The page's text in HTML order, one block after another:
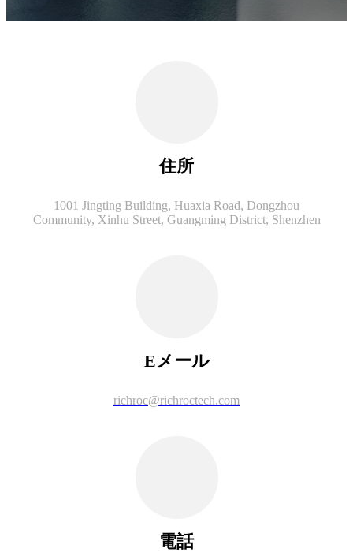
住所
1001 Jingting Building, Huaxia Road, Dongzhou
Community, Xinhu Street, Guangming District, Shenzhen
Eメール
richroc@richroctech.com
電話